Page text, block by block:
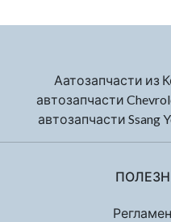
Аатозапчасти из
автозапчасти
автозапчасти Ssang